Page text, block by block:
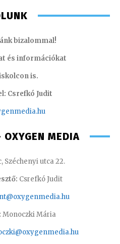
bizalommal!
és információkat
is.
Csrefkó Judit
nmedia.hu
MEDIA
Széchenyi utca 22.
Csrefkó Judit
Monoczki Mária